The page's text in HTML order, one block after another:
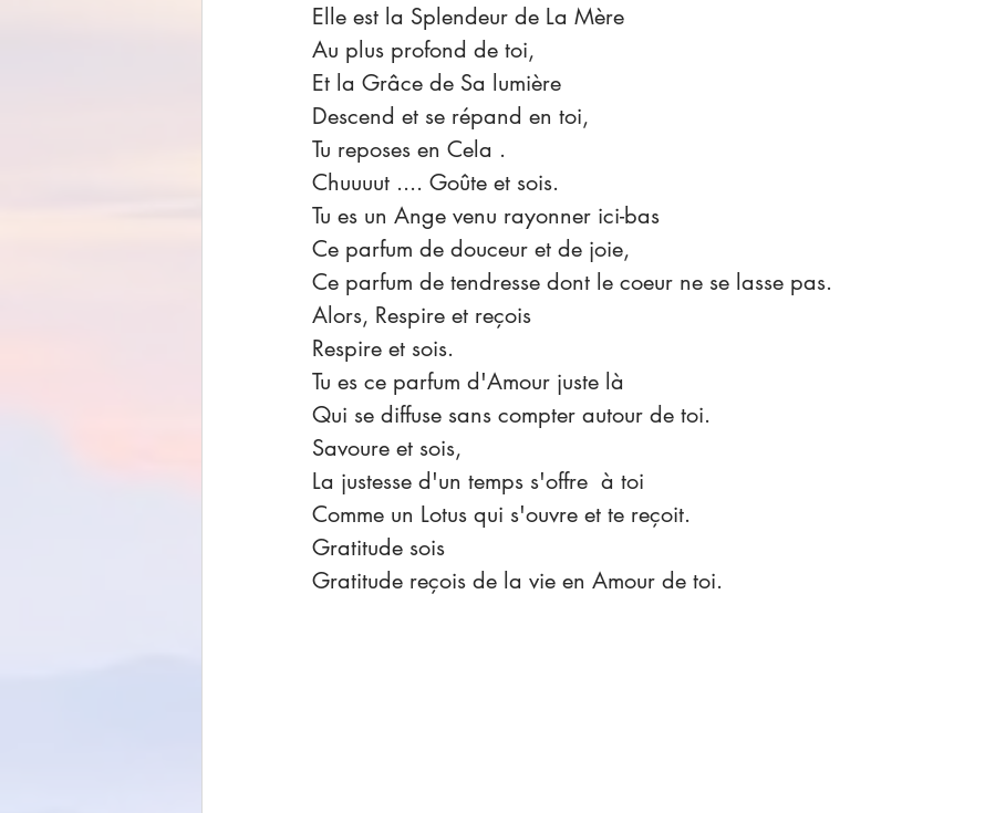
Elle est la Splendeur de La Mère
Au plus profond de toi,
Et la Grâce de Sa lumière
Descend et se répand en toi,
Tu reposes en Cela .
Chuuuut .... Goûte et sois.
Tu es un Ange venu rayonner ici-bas
Ce parfum de douceur et de joie,
Ce parfum de tendresse dont le coeur ne se lasse pas.
Alors, Respire et reçois
Respire et sois.
Tu es ce parfum d'Amour juste là
Qui se diffuse sans compter autour de toi.
Savoure et sois,
La justesse d'un temps s'offre  à toi
Comme un Lotus qui s'ouvre et te reçoit.
Gratitude sois
Gratitude reçois de la vie en Amour de toi.